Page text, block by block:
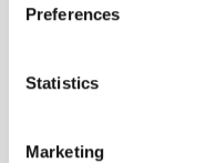
Collect information
Identify your
Find out more about
Preferences
Statistics
Marketing
Rücknahmekonzept
Engel führt eine